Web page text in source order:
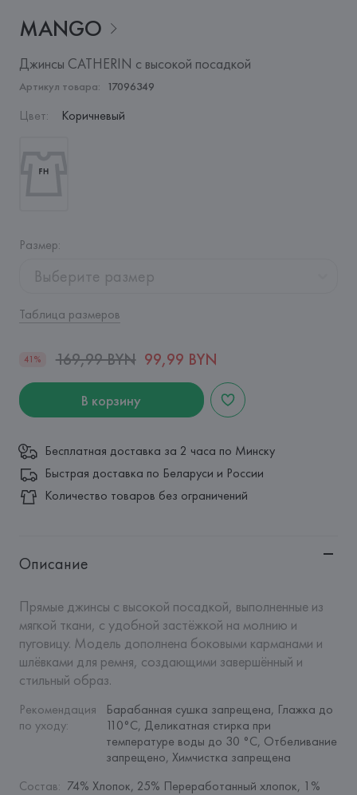
MANGO
Джинсы CATHERIN с высокой посадкой
Артикул товара: 17096349
Цвет: Коричневый
Размер:
Выберите размер
Таблица размеров
41% 169,99 BYN 99,99 BYN
В корзину
Бесплатная доставка за 2 часа по Минску
Быстрая доставка по Беларуси и России
Количество товаров без ограничений
Описание
Прямые джинсы с высокой посадкой, выполненные из
мягкой ткани, с удобной застёжкой на молнию и
пуговицу. Модель дополнена боковыми карманами и
шлёвками для ремня, создающими завершённый и
стильный образ.
Рекомендация
по уходу:
Барабанная сушка запрещена, Глажка до
110°C, Деликатная стирка при
температуре воды до 30 °C, Отбеливание
запрещено, Химчистка запрещена
Состав: 74% Хлопок, 25% Переработанный хлопок, 1%